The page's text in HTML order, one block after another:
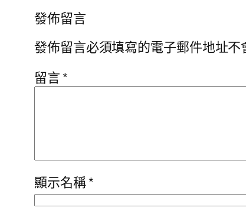
發佈留言
發佈留言必須填寫的電子郵件地址不
留言*
顯示名稱*